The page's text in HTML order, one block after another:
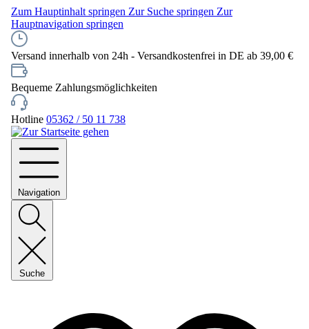
Zum Hauptinhalt springen Zur Suche springen Zur
Hauptnavigation springen
Versand innerhalb von 24h - Versandkostenfrei in DE ab 39,00 €
Bequeme Zahlungsmöglichkeiten
Hotline 05362 / 50 11 738
Navigation
Suche